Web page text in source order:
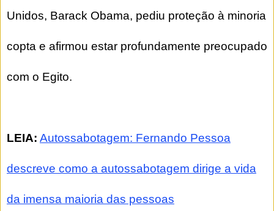
Unidos, Barack Obama, pediu proteção à minoria
copta e afirmou estar profundamente preocupado
com o Egito.
LEIA: Autossabotagem: Fernando Pessoa
descreve como a autossabotagem dirige a vida
da imensa maioria das pessoas